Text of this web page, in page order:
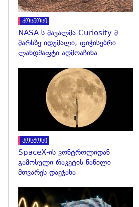
კოსმოსი
NASA-ს მავალმა Curiosity-მ
მარსზე იდუმალი, ფიჭისებრი
ლანდშაფტი აღმოაჩინა
კოსმოსი
SpaceX-ის კონტროლიდან
გამოსული რაკეტის ნაწილი
მთვარეს დაეჯახა